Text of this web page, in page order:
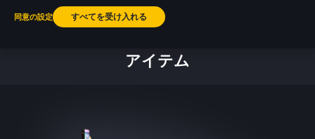
ホーム
アイテム
同意の設定 すべてを受け入れる